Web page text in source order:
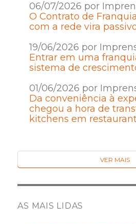
06/07/2026 por
O Contrato de
com a rede vira
19/06/2026 por
Entrar em uma
sistema de
01/06/2026 por
Da conveniência à
chegou a hora de
kitchens em
VER MAIS
AS MAIS LIDAS